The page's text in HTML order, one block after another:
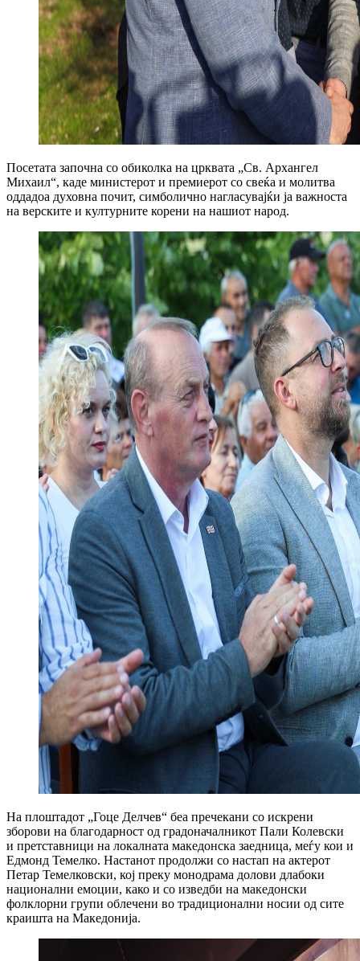
Посетата започна со обиколка на црквата „Св. Архангел
Михаил“, каде министерот и премиерот со свеќа и молитва
оддадоа духовна почит, симболично нагласувајќи ја важноста
на верските и културните корени на нашиот народ.
На плоштадот „Гоце Делчев“ беа пречекани со искрени
зборови на благодарност од градоначалникот Пали Колевски
и претставници на локалната македонска заедница, меѓу кои и
Едмонд Темелко. Настанот продолжи со настап на актерот
Петар Темелковски, кој преку монодрама долови длабоки
национални емоции, како и со изведби на македонски
фолклорни групи облечени во традиционални носии од сите
краишта на Македонија.